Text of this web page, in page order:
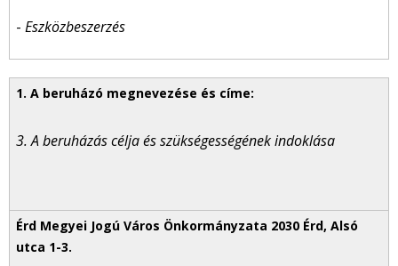
- Eszközbeszerzés
3. A beruházás célja és szükségességének indoklása